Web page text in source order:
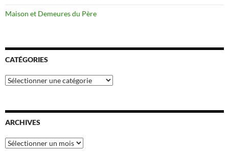
Maison et Demeures du Père
CATÉGORIES
Catégories
ARCHIVES
Archives